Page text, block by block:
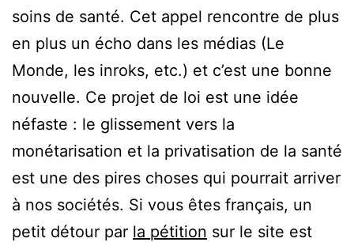
soins de santé. Cet appel rencontre de plus
en plus un écho dans les médias (Le
Monde, les inroks, etc.) et c’est une bonne
nouvelle. Ce projet de loi est une idée
néfaste : le glissement vers la
monétarisation et la privatisation de la santé
est une des pires choses qui pourrait arriver
à nos sociétés. Si vous êtes français, un
petit détour par la pétition sur le site est